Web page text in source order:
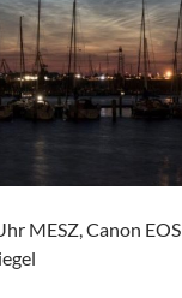
MESZ, Canon